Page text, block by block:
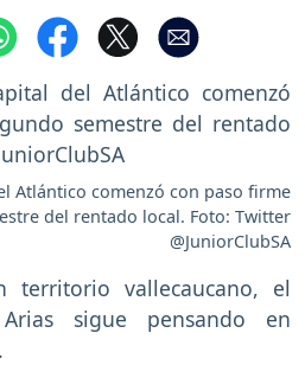
Atlántico comenzó con paso firme
del rentado local. Foto: Twitter
@JuniorClubSA
territorio vallecaucano, el
sigue pensando en